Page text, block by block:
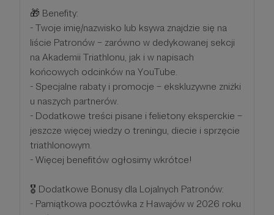
🎁 Benefity:
- Twoje imię/nazwisko lub ksywa znajdzie się na
liście Patronów – zarówno w dedykowanej sekcji
na Akademii Triathlonu, jak i w napisach
końcowych odcinków na YouTube.
- Specjalne rabaty i promocje – ekskluzywne zniżki
u naszych partnerów.
- Dodatkowe treści pisane i felietony eksperckie –
jeszcze więcej wiedzy o treningu, diecie i sprzęcie
triathlonowym.
- Więcej benefitów ogłosimy wkrótce!
🎖 Dodatkowe Bonusy dla Lojalnych Patronów:
- Pamiątkowa pocztówka z Hawajów w 2026 roku